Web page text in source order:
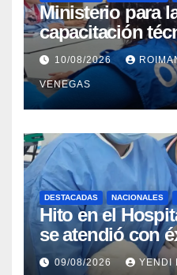
Ministerio para
capacitación
Inteligencia
Organización
Salud
10/08/2026
VENEGAS
DESTACADAS NACIONALES
Hito en el
se atendió con
parto gemelar
09/08/2026 YENDI